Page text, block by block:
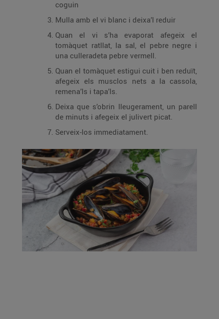
coguin
Mulla amb el vi blanc i deixa’l reduir
Quan el vi s’ha evaporat afegeix el
tomàquet ratllat, la sal, el pebre negre i
una culleradeta pebre vermell.
Quan el tomàquet estigui cuit i ben reduït,
afegeix els musclos nets a la cassola,
remena’ls i tapa’ls.
Deixa que s’obrin lleugerament, un parell
de minuts i afegeix el julivert picat.
Serveix-los immediatament.